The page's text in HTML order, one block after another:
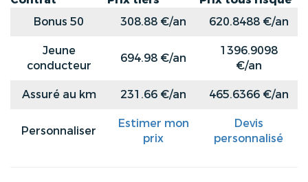
Bonus 50
308.88 €/an
620.8488 €/an
Jeune
conducteur
694.98 €/an
1396.9098
€/an
Assuré au km
231.66 €/an 465.6366 €/an
Personnaliser
Estimer mon
prix
Devis
personnalisé